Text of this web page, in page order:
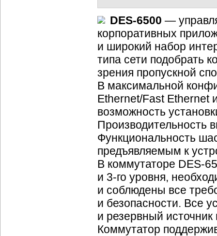
DES-6500 —
корпоративных
и широкий набор
типа сети подобрать
зрения пропускной
В максимальной
Ethernet/Fast Ethernet
возможность
Производительность
Функциональность
предъявляемым к
В коммутаторе DES-
и 3-го уровня,
и соблюдены все
и безопасности. Все
и резервный
Коммутатор